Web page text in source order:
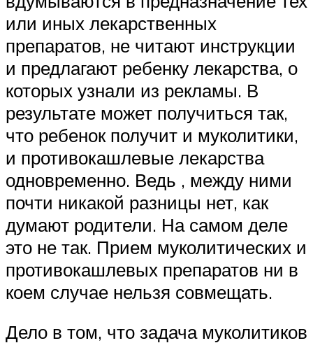
или иных лекарственных
препаратов, не читают инструкции
и предлагают ребенку лекарства, о
которых узнали из рекламы. В
результате может получиться так,
что ребенок получит и муколитики,
и противокашлевые лекарства
одновременно. Ведь , между ними
почти никакой разницы нет, как
думают родители. На самом деле
это не так. Прием муколитических и
противокашлевых препаратов ни в
коем случае нельзя совмещать.
Дело в том, что задача муколитиков